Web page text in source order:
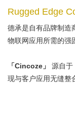
Rugged Edge
德承是自有品牌制造
物联网应用所需的强
「Cincoze」 源自于
现与客户应用无缝整